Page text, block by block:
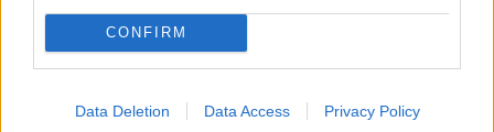
CONFIRM
Data Deletion Data Access Privacy Policy
ÉLŐ BOLYGÓNK